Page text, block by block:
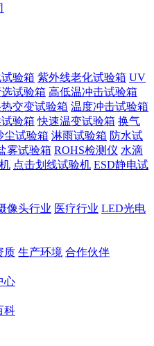
验箱 紫外线老化试验箱 UV
试验箱 高低温冲击试验箱
交变试验箱 温度冲击试验箱
验箱 快速温变试验箱 换气
尘试验箱 淋雨试验箱 防水试
雾试验箱 ROHS检测仪 水滴
点击划线试验机 ESD静电试
像头行业 医疗行业 LED光电
质 生产环境 合作伙伴
心
科